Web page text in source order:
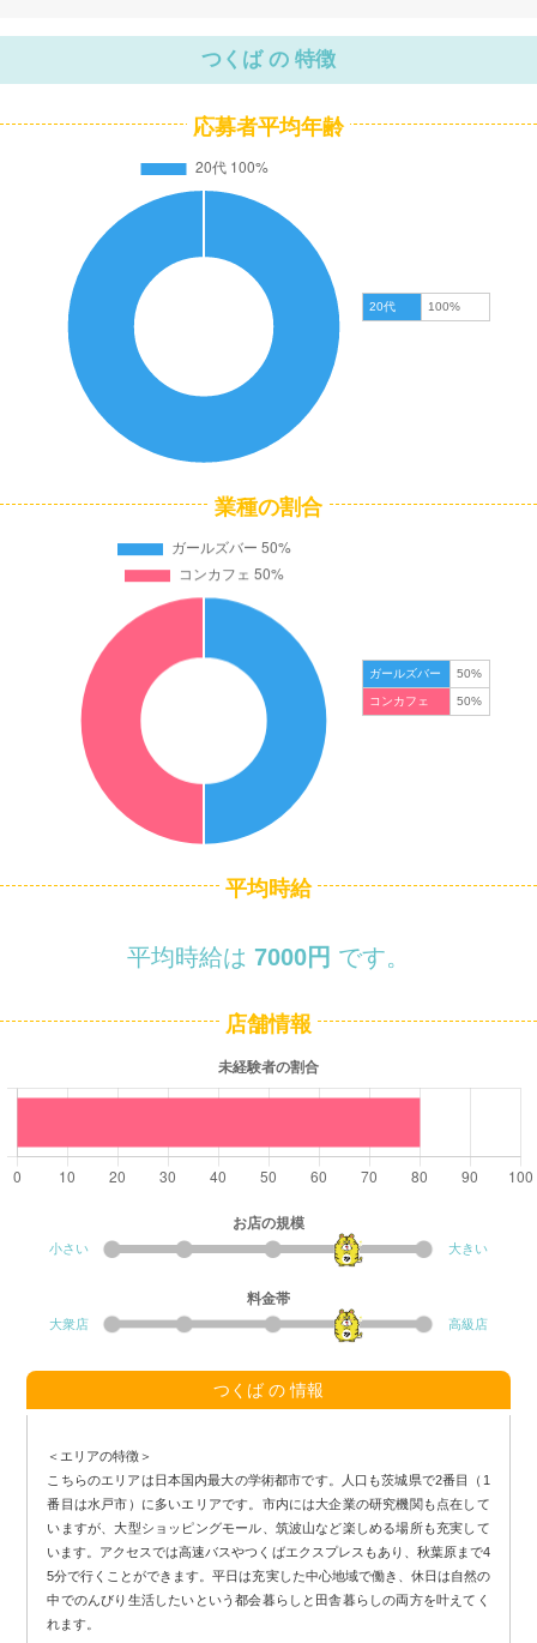
つくば の 特徴
応募者平均年齢
20代 100%
業種の割合
ガールズバー 50%
コンカフェ 50%
平均時給
平均時給は 7000円 です。
店舗情報
お店の規模
小さい 大きい
料金帯
大衆店 高級店
つくば の 情報
＜エリアの特徴＞
こちらのエリアは日本国内最大の学術都市です。人口も茨城県で2番目（1
番目は水戸市）に多いエリアです。市内には大企業の研究機関も点在して
いますが、大型ショッピングモール、筑波山など楽しめる場所も充実して
います。アクセスでは高速バスやつくばエクスプレスもあり、秋葉原まで4
5分で行くことができます。平日は充実した中心地域で働き、休日は自然の
中でのんびり生活したいという都会暮らしと田舎暮らしの両方を叶えてく
れます。